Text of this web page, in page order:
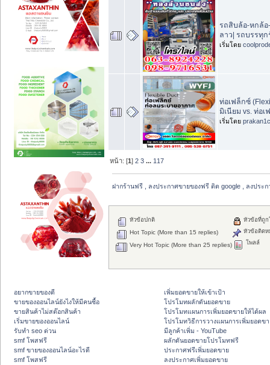
รถสิบล้อ-หกล้อ
ลาว| รถบรรทุก
เริ่มโดย
ท่อเฟล็กซ์
มิเนียม vs. ท่อเ
เริ่มโดย prakan1c
หน้า: [1]2 3 ... 117
ฝากร้านฟรี , ลงประกาศขายของฟรี ติด google , ลงประ
หัวข้อปกติ
Hot Topic (More than 15 replies)
Very Hot Topic (More than 25 replies)
หัวข้อที่ถู
หัวข้อติดห
โพลล์
อยากขายของดี
ขายของออนไลน์ยังไงให้มีคนซื้อ
ขายสินค้าไม่สต๊อกสินค้า
เริ่มขายของออนไลน์
รับทำ seo ด่วน
smf โพสฟรี
smf ขายของออนไลน์อะไรดี
smf โพสฟรี
เพิ่มยอดขายให้เข้าเป้า
โปรโมทผลักดันยอดขาย
โปรโมทแผนการเพิ่มยอดขายให้ได้ผล
โปรโมทวิธีการวางแผนการเพิ่มยอดข
มีลูกค้าเพิ่ม - YouTube
ผลักดันยอดขายโปรโมทฟรี
ประกาศฟรีเพิ่มยอดขาย
ลงประกาศเพิ่มยอดขาย